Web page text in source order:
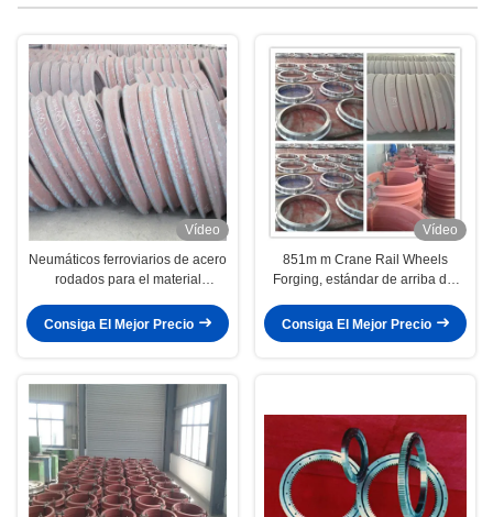
Vídeo
Neumáticos ferroviarios de acero
rodados para el material
R9T R8T
Consiga El Mejor Precio
Vídeo
851m m Crane Rail Wheels
Forging, estándar de arriba del
Consiga El Mejor Precio